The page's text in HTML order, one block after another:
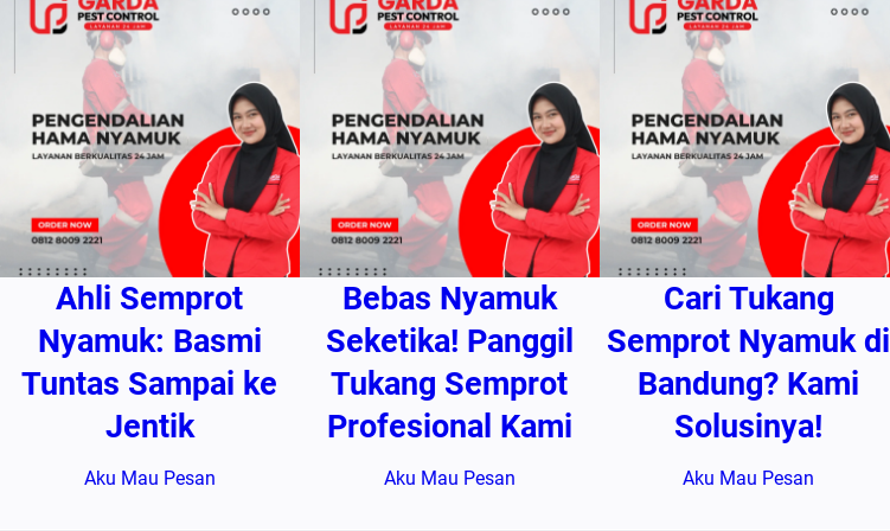
n
m
h
Ahli Semprot
Nyamuk: Basmi
Tuntas Sampai ke
Jentik
Aku Mau Pesan
Bebas Nyamuk
Seketika! Panggil
Tukang Semprot
Profesional Kami
Aku Mau Pesan
Cari Tukang
Semprot Nyamuk di
Bandung? Kami
Solusinya!
Aku Mau Pesan